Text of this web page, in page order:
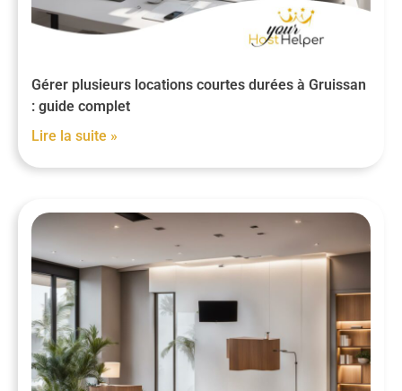
Gérer plusieurs locations courtes durées à Gruissan
: guide complet
Lire la suite »